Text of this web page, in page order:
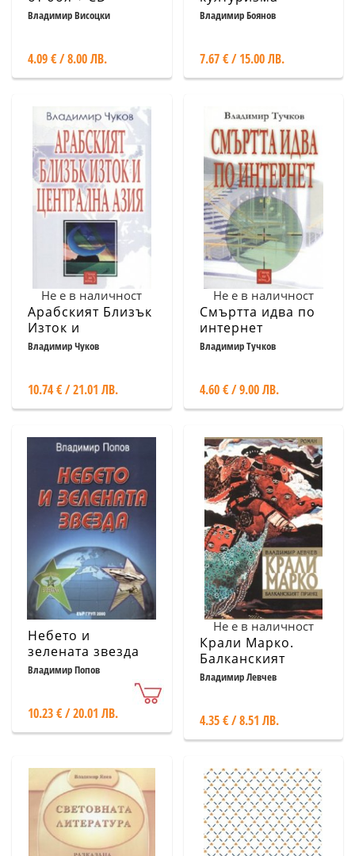
Владимир Висоцки
4.09 € / 8.00 ЛВ.
Владимир Боянов
7.67 € / 15.00 ЛВ.
Не е в наличност
Арабският Близък
Изток и
Централна Азия
Владимир Чуков
10.74 € / 21.01 ЛВ.
Не е в наличност
Смъртта идва по
интернет
Владимир Тучков
4.60 € / 9.00 ЛВ.
Небето и
зелената звезда
Владимир Попов
10.23 € / 20.01 ЛВ.
Не е в наличност
Крали Марко.
Балканският
принц
Владимир Левчев
4.35 € / 8.51 ЛВ.